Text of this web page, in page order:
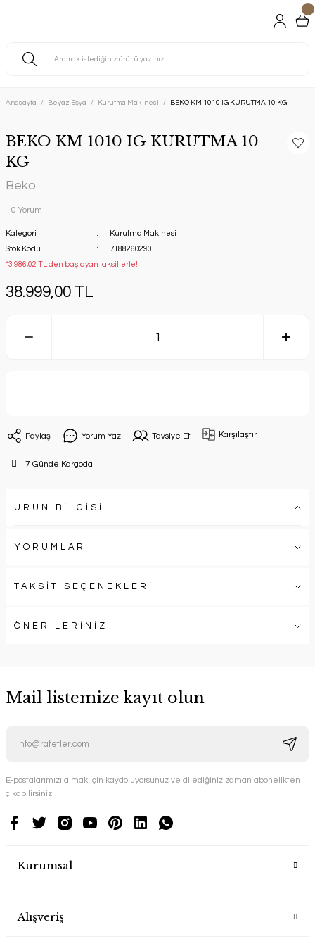
Anasayfa Beyaz Eşya Kurutma Makinesi BEKO KM 1010 IG KURUTMA 10 KG
BEKO KM 1010 IG KURUTMA 10
KG
Beko
0 Yorum
Kategori
Kurutma Makinesi
Stok Kodu
7188260290
*3.986,02 TL den başlayan taksitlerle!
38.999,00 TL
Paylaş Yorum Yaz Tavsiye Et Karşılaştır
7 Günde Kargoda
ÜRÜN BİLGİSİ
YORUMLAR
TAKSİT SEÇENEKLERİ
ÖNERİLERİNİZ
Mail listemize kayıt olun
E-postalarımızı almak için kaydoluyorsunuz ve dilediğiniz zaman abonelikten
çıkabilirsiniz.
Kurumsal
Alışveriş